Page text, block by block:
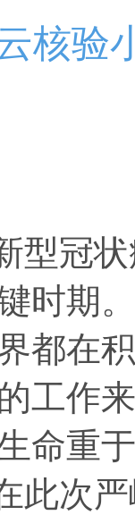
核验
冠状
时期
都在
工作
命重
次严